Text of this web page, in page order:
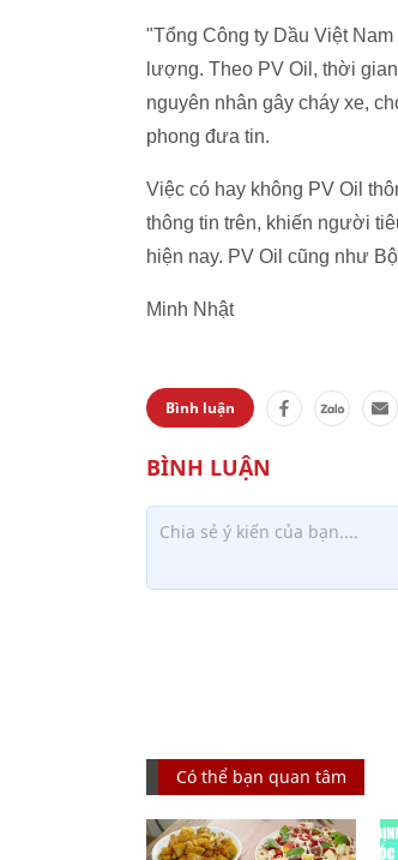
"Tổng Công ty Dầu Việt
lượng. Theo PV Oil, thời
nguyên nhân gây cháy xe,
phong đưa tin.
Việc có hay không PV Oil
thông tin trên, khiến người
hiện nay. PV Oil cũng như
Minh Nhật
Bình luận
Có thể bạn quan tâm